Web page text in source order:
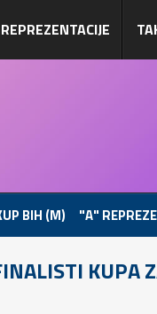
REPREZENTACIJE
BIH (M) "A"
KUPA